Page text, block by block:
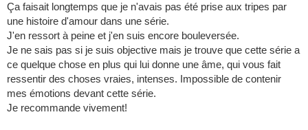
Ça faisait longtemps que je n'avais pas été prise aux tripes par
une histoire d'amour dans une série.
J'en ressort à peine et j'en suis encore bouleversée.
Je ne sais pas si je suis objective mais je trouve que cette série a
ce quelque chose en plus qui lui donne une âme, qui vous fait
ressentir des choses vraies, intenses. Impossible de contenir
mes émotions devant cette série.
Je recommande vivement!